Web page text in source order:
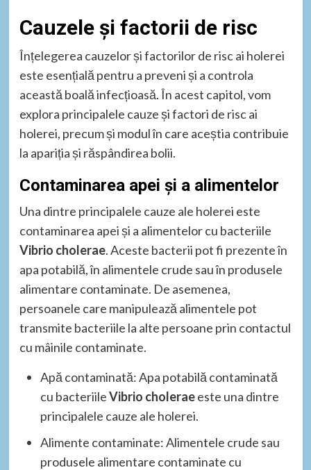
Cauzele și factorii de risc
Înțelegerea cauzelor și factorilor de risc ai holerei
este esențială pentru a preveni și a controla
această boală infecțioasă. În acest capitol, vom
explora principalele cauze și factori de risc ai
holerei, precum și modul în care aceștia contribuie
la apariția și răspândirea bolii.
Contaminarea apei și a alimentelor
Una dintre principalele cauze ale holerei este
contaminarea apei și a alimentelor cu bacteriile
Vibrio cholerae. Aceste bacterii pot fi prezente în
apa potabilă, în alimentele crude sau în produsele
alimentare contaminate. De asemenea,
persoanele care manipulează alimentele pot
transmite bacteriile la alte persoane prin contactul
cu mâinile contaminate.
Apă contaminată: Apa potabilă contaminată
cu bacteriileVibrio choleraeeste una dintre
principalele cauze ale holerei.
Alimente contaminate: Alimentele crude sau
produsele alimentare contaminate cu